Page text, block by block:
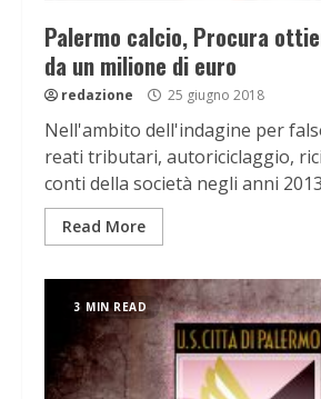
Palermo calcio, Procura
da un milione di euro
redazione 25 giugno 2018
Nell'ambito dell'indagine per
reati tributari, autoriciclaggio,
conti della società negli anni
Read More
3 MIN READ